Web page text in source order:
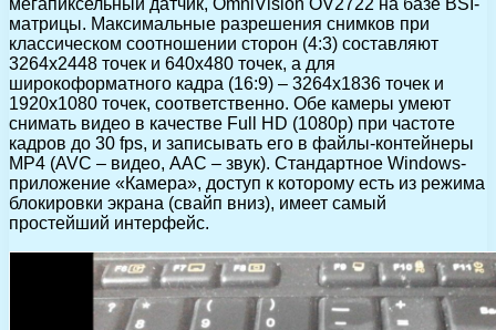
матрицы. Максимальные разрешения снимков при
классическом соотношении сторон (4:3) составляют
3264х2448 точек и 640х480 точек, а для
широкоформатного кадра (16:9) – 3264х1836 точек и
1920х1080 точек, соответственно. Обе камеры умеют
снимать видео в качестве Full HD (1080p) при частоте
кадров до 30 fps, и записывать его в файлы-контейнеры
MP4 (AVC – видео, AAC – звук). Стандартное Windows-
приложение «Камера», доступ к которому есть из режима
блокировки экрана (свайп вниз), имеет самый
простейший интерфейс.